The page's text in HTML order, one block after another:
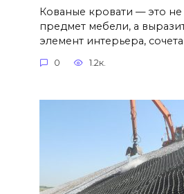
Кованые кровати — это не
предмет мебели, а
элемент интерьера,
0 1.2к.